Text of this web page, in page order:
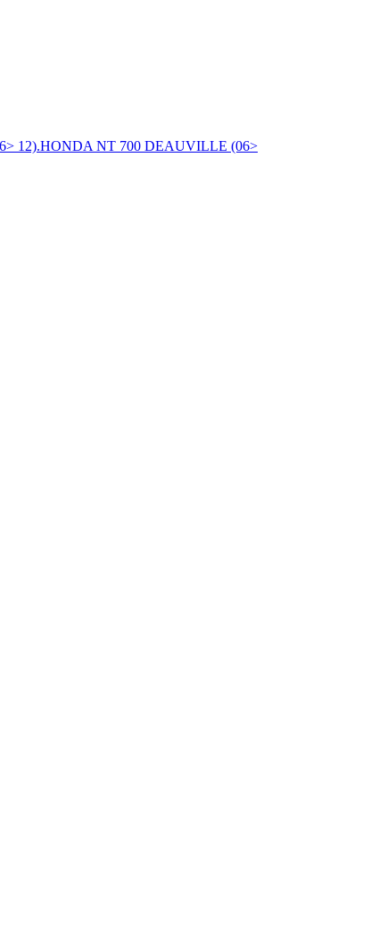
12).HONDA NT 700 DEAUVILLE (06>